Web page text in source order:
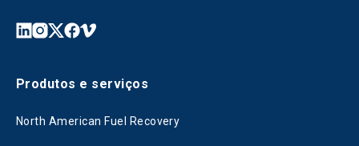
Produtos e serviços
North American Fuel Recovery